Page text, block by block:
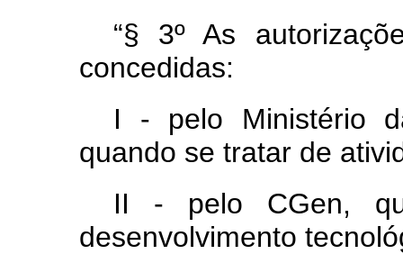
“§ 3º As
concedidas:
I - pelo Ministério
quando se tratar de
II - pelo CGen,
desenvolvimento